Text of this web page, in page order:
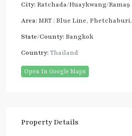
City: Ratchada/Huaykwang/Rama9
Area: MRT : Blue Line, Phetchaburi,
State/County: Bangkok
Country: Thailand
Open In Google Maps
Property Details